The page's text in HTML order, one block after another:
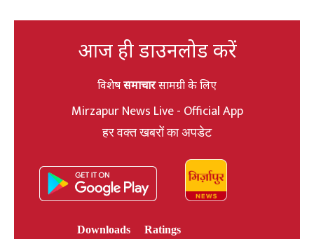
आज ही डाउनलोड करें
विशेषसमाचारसामग्री के लिए
Mirzapur News Live - Official App
हर वक्त खबरों का अपडेट
Downloads
Ratings